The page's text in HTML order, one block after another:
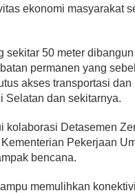
ekonomi masyarakat
50 meter
permanen yang
akses transportasi
Selatan dan sekitarnya.
Detasemen
Pekerjaan
bencana.
memulihkan